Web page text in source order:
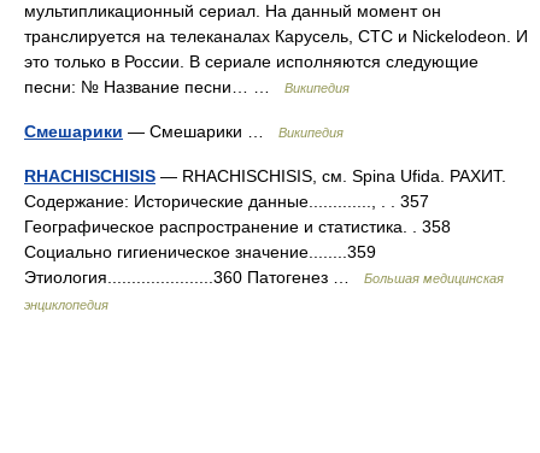
мультипликационный сериал. На данный момент он
транслируется на телеканалах Карусель, СТС и Nickelodeon. И
это только в России. В сериале исполняются следующие
песни: № Название песни… …
Википедия
Смешарики — Смешарики … Википедия
RHACHISCHISIS — RHACHISCHISIS, см. Spina Ufida. РАХИТ.
Содержание: Исторические данные............., . . 357
Географическое распространение и статистика. . 358
Социально гигиеническое значение........359
Этиология......................360 Патогенез …
Большая медицинская
энциклопедия